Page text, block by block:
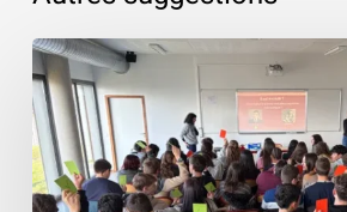
«
Les
filles
en
sciences,